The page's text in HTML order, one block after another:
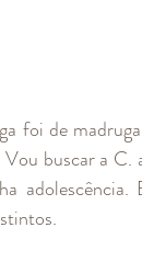
foi de
buscar a
adolescência.